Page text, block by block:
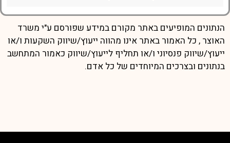
הנתונים המופיעים באתר מקורם במידע שפורסם ע"י משרד
האוצר , כל האמור באתר אינו מהווה ייעוץ/שיווק השקעות ו/או
ייעוץ/שיווק פנסיוני ו/או תחליף לייעוץ/שיווק כאמור המתחשב
בנתונים ובצרכים המיוחדים של כל אדם.